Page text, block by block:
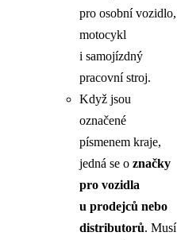
pro osobní vozidlo,
motocykl
i samojízdný
pracovní stroj.
Když jsou
označené
písmenem kraje,
jedná se o značky
pro vozidla
u prodejců nebo
distributorů. Musí